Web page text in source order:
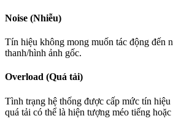
Noise (Nhiễu)
Tín hiệu không mong muốn tác động đến
thanh/hình ảnh gốc.
Overload (Quá tải)
Tình trạng hệ thống được cấp mức tín hiệu
quá tải có thể là hiện tượng méo tiếng